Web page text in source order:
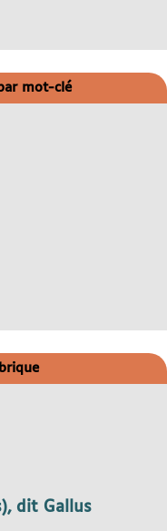
mot-clé
dit Gallus